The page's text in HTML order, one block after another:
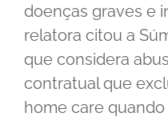
doenças graves e
relatora citou a
que considera
contratual que
home care